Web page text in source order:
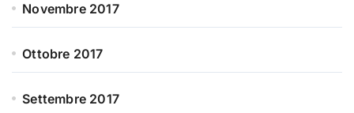
Novembre 2017
Ottobre 2017
Settembre 2017